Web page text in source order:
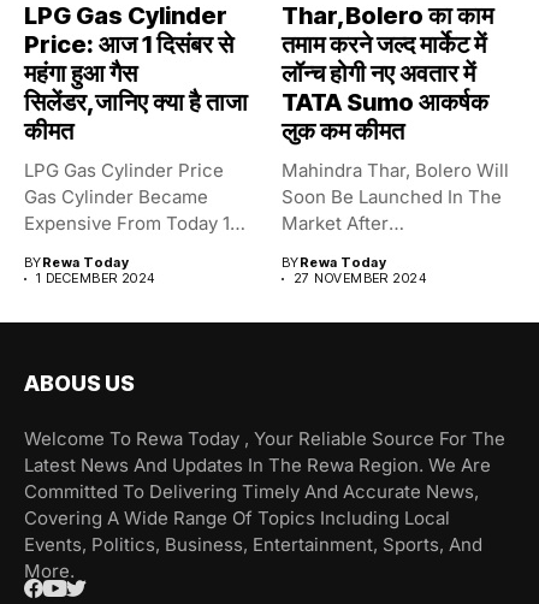
LPG Gas Cylinder
Price: आज 1 दिसंबर से
महंगा हुआ गैस
सिलेंडर,जानिए क्या है ताजा
कीमत
LPG Gas Cylinder Price
Gas Cylinder Became
Expensive From Today 1
BYRewa Today
1 DECEMBER 2024
Thar,Bolero का काम
तमाम करने जल्द मार्केट में
लॉन्च होगी नए अवतार में
TATA Sumo आकर्षक
लुक कम कीमत
Mahindra Thar, Bolero Will
Soon Be Launched In The
Market After
BYRewa Today
27 NOVEMBER 2024
ABOUS US
Welcome To Rewa Today , Your Reliable Source For The
Latest News And Updates In The Rewa Region. We Are
Committed To Delivering Timely And Accurate News,
Covering A Wide Range Of Topics Including Local
Events, Politics, Business, Entertainment, Sports, And
More.